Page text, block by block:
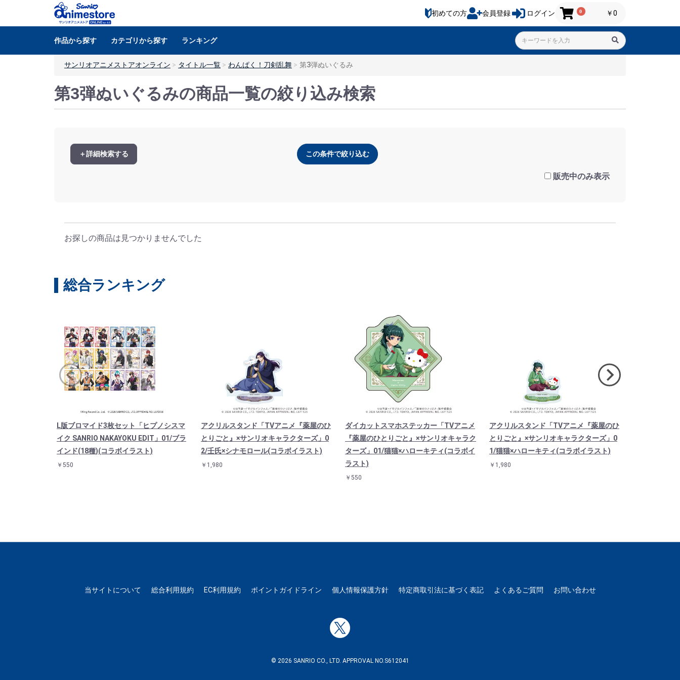
初めての方 会員登録 ログイン 0 ￥0
作品から探す カテゴリから探す ランキング
サンリオアニメストアオンライン タイトル一覧 わんぱく！刀剣乱舞 第3弾ぬいぐるみ
第3弾ぬいぐるみの商品一覧の絞り込み検索
＋詳細検索する この条件で絞り込む
販売中のみ表示
お探しの商品は見つかりませんでした
総合ランキング
L版ブロマイド3枚セット「ヒプノシスマ
イク SANRIO NAKAYOKU EDIT」01/ブラ
インド(18種)(コラボイラスト)
￥550
アクリルスタンド「TVアニメ『薬屋のひ
とりごと』×サンリオキャラクターズ」0
2/壬氏×シナモロール(コラボイラスト)
￥1,980
ダイカットスマホステッカー「TVアニメ
『薬屋のひとりごと』×サンリオキャラク
ターズ」01/猫猫×ハローキティ(コラボイ
ラスト)
￥550
アクリルスタンド「TVアニメ『薬屋のひ
とりごと』×サンリオキャラクターズ」0
1/猫猫×ハローキティ(コラボイラスト)
￥1,980
当サイトについて 総合利用規約 EC利用規約 ポイントガイドライン 個人情報保護方針 特定商取引法に基づく表記 よくあるご質問 お問い合わせ
© 2026 SANRIO CO., LTD. APPROVAL NO.S612041